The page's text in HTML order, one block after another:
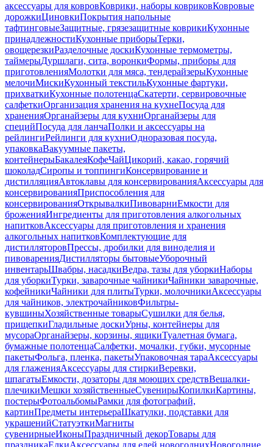
аксессуары для ковровКоврики, наборы ковриковКовровые
дорожкиЦиновкиПокрытия напольные
тафтинговыеЗащитные, грязезащитные коврикиКухонные
принадлежностиКухонные приборыТерки,
овощерезкиРазделочные доскиКухонные термометры,
таймерыДуршлаги, сита, воронкиФормы, приборы для
приготовленияМолотки для мяса, тендерайзерыКухонные
мелочиМискиКухонный текстильКухонные фартуки,
прихваткиКухонные полотенцаСкатерти, сервировочные
салфеткиОрганизация хранения на кухнеПосуда для
храненияОрганайзеры для кухниОрганайзеры для
специйПосуда для ланчаПолки и аксессуары на
рейлингиРейлинги для кухниОдноразовая посуда,
упаковкаВакуумные пакеты,
контейнерыБакалеяКофеЧайЦикорий, какао, горячий
шоколадСиропы и топпингиКонсервирование и
дистилляцияАвтоклавы для консервированияАксессуары для
консервированияПриспособления для
консервированияОткрывалкиПивоварниЕмкости для
броженияИнгредиенты для приготовления алкогольных
напитковАксессуары для приготовления и хранения
алкогольных напитковКомплектующие для
дистилляторовПрессы, дробилки для виноделия и
пивоваренияДистилляторы бытовыеУборочный
инвентарьШвабры, насадкиВедра, тазы для уборкиНаборы
для уборкиТурки, заварочные чайникиЧайники заварочные,
кофейникиЧайники для плитыТурки, молочникиАксессуары
для чайников, электрочайниковФильтры-
кувшиныХозяйственные товарыСушилки для белья,
прищепкиГладильные доскиУрны, контейнеры для
мусораОрганайзеры, корзины, ящикиТуалетная бумага,
бумажные полотенцаСалфетки, мочалки, губки, мусорные
пакетыФольга, пленка, пакетыУпаковочная тараАксессуары
для глаженияАксессуары для стиркиВеревки,
шпагатыЕмкости, дозаторы для моющих средствВешалки-
плечикиМешки хозяйственныеСувенирыКопилкиКартины,
постерыФотоальбомыРамки для фотографий,
картинПредметы интерьераШкатулки, подставки для
украшенийСтатуэткиМагниты
сувенирныеИконыПраздничный декорТовары для
праздникаЕлкиАксессуары для елей новогоднихНовогодние